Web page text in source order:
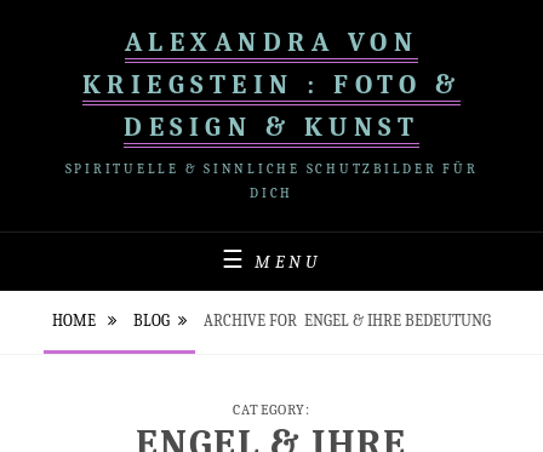
ALEXANDRA VON
KRIEGSTEIN : FOTO &
DESIGN & KUNST
SPIRITUELLE & SINNLICHE SCHUTZBILDER FÜR
DICH
MENU
HOME BLOG ARCHIVE FOR ENGEL & IHRE BEDEUTUNG
CATEGORY: